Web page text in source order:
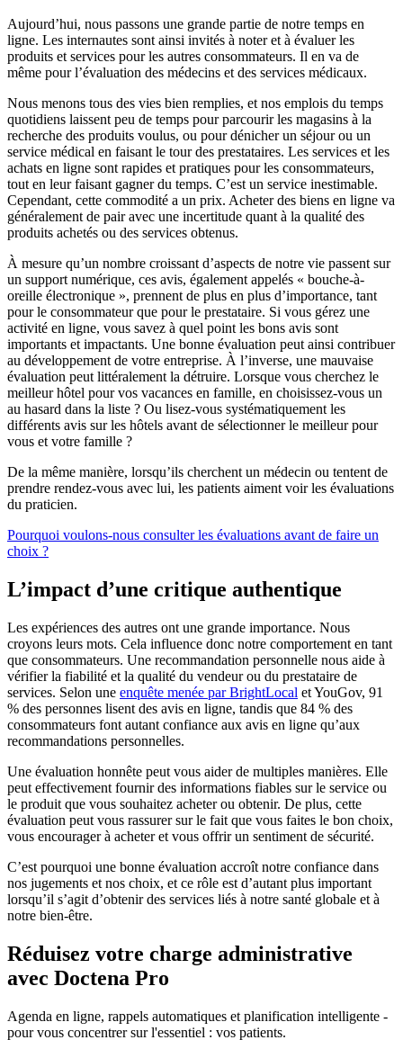
Aujourd’hui, nous passons une grande partie de notre temps en
ligne. Les internautes sont ainsi invités à noter et à évaluer les
produits et services pour les autres consommateurs. Il en va de
même pour l’évaluation des médecins et des services médicaux.
Nous menons tous des vies bien remplies, et nos emplois du temps
quotidiens laissent peu de temps pour parcourir les magasins à la
recherche des produits voulus, ou pour dénicher un séjour ou un
service médical en faisant le tour des prestataires. Les services et les
achats en ligne sont rapides et pratiques pour les consommateurs,
tout en leur faisant gagner du temps. C’est un service inestimable.
Cependant, cette commodité a un prix. Acheter des biens en ligne va
généralement de pair avec une incertitude quant à la qualité des
produits achetés ou des services obtenus.
À mesure qu’un nombre croissant d’aspects de notre vie passent sur
un support numérique, ces avis, également appelés « bouche-à-
oreille électronique », prennent de plus en plus d’importance, tant
pour le consommateur que pour le prestataire. Si vous gérez une
activité en ligne, vous savez à quel point les bons avis sont
importants et impactants. Une bonne évaluation peut ainsi contribuer
au développement de votre entreprise. À l’inverse, une mauvaise
évaluation peut littéralement la détruire. Lorsque vous cherchez le
meilleur hôtel pour vos vacances en famille, en choisissez-vous un
au hasard dans la liste ? Ou lisez-vous systématiquement les
différents avis sur les hôtels avant de sélectionner le meilleur pour
vous et votre famille ?
De la même manière, lorsqu’ils cherchent un médecin ou tentent de
prendre rendez-vous avec lui, les patients aiment voir les évaluations
du praticien.
Pourquoi voulons-nous consulter les évaluations avant de faire un
choix ?
L’impact d’une critique authentique
Les expériences des autres ont une grande importance. Nous
croyons leurs mots. Cela influence donc notre comportement en tant
que consommateurs. Une recommandation personnelle nous aide à
vérifier la fiabilité et la qualité du vendeur ou du prestataire de
services. Selon une enquête menée par BrightLocal et YouGov, 91
% des personnes lisent des avis en ligne, tandis que 84 % des
consommateurs font autant confiance aux avis en ligne qu’aux
recommandations personnelles.
Une évaluation honnête peut vous aider de multiples manières. Elle
peut effectivement fournir des informations fiables sur le service ou
le produit que vous souhaitez acheter ou obtenir. De plus, cette
évaluation peut vous rassurer sur le fait que vous faites le bon choix,
vous encourager à acheter et vous offrir un sentiment de sécurité.
C’est pourquoi une bonne évaluation accroît notre confiance dans
nos jugements et nos choix, et ce rôle est d’autant plus important
lorsqu’il s’agit d’obtenir des services liés à notre santé globale et à
notre bien-être.
Réduisez votre charge administrative
avec Doctena Pro
Agenda en ligne, rappels automatiques et planification intelligente -
pour vous concentrer sur l'essentiel : vos patients.